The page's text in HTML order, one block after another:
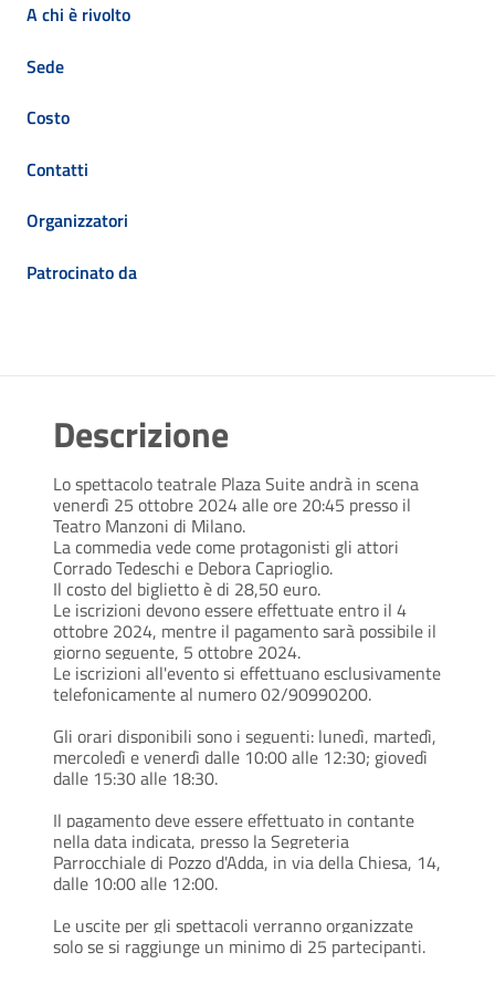
A chi è rivolto
Sede
Costo
Contatti
Organizzatori
Patrocinato da
Descrizione
Lo spettacolo teatrale Plaza Suite andrà in scena
venerdì 25 ottobre 2024 alle ore 20:45 presso il
Teatro Manzoni di Milano.
La commedia vede come protagonisti gli attori
Corrado Tedeschi e Debora Caprioglio.
Il costo del biglietto è di 28,50 euro.
Le iscrizioni devono essere effettuate entro il 4
ottobre 2024, mentre il pagamento sarà possibile il
giorno seguente, 5 ottobre 2024.
Le iscrizioni all'evento si effettuano esclusivamente
telefonicamente al numero 02/90990200.
Gli orari disponibili sono i seguenti: lunedì, martedì,
mercoledì e venerdì dalle 10:00 alle 12:30; giovedì
dalle 15:30 alle 18:30.
Il pagamento deve essere effettuato in contante
nella data indicata, presso la Segreteria
Parrocchiale di Pozzo d'Adda, in via della Chiesa, 14,
dalle 10:00 alle 12:00.
Le uscite per gli spettacoli verranno organizzate
solo se si raggiunge un minimo di 25 partecipanti.